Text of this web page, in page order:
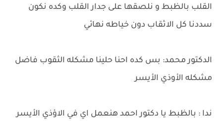
القلب بالظبط و نلصقها على جدار القلب وكده نكون
سددنا كل الاثقاب دون خياطه نهائي
الدكتور محمد: بس كده احنا حلينا مشكله الثقوب فاضل
مشكله الأوذي الأيسر
ندا : بالظبط يا دكتور احمد هنعمل اي في الاؤذي الأيسر